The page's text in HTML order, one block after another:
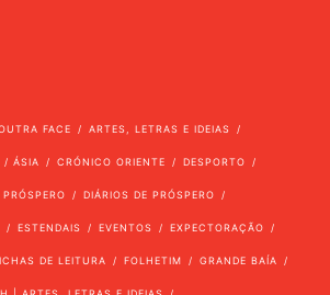
FACE ARTES, LETRAS E IDEIAS
/ ÁSIA CRÓNICO ORIENTE DESPORTO
DIÁRIOS DE PRÓSPERO
ESTENDAIS EVENTOS EXPECTORAÇÃO
DE LEITURA FOLHETIM GRANDE BAÍA